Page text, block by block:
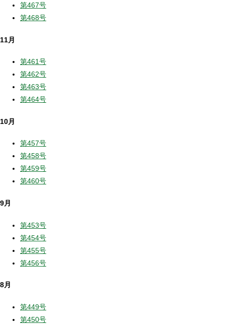
第467号
第468号
11月
第461号
第462号
第463号
第464号
10月
第457号
第458号
第459号
第460号
9月
第453号
第454号
第455号
第456号
8月
第449号
第450号